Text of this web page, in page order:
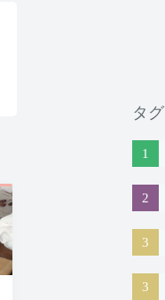
タグ
1
2
3
3